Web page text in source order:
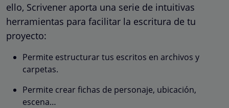
ello, Scrivener aporta una serie de intuitivas
herramientas para facilitar la escritura de tu
proyecto:
Permite estructurar tus escritos en archivos y
carpetas.
Permite crear fichas de personaje, ubicación,
escena…